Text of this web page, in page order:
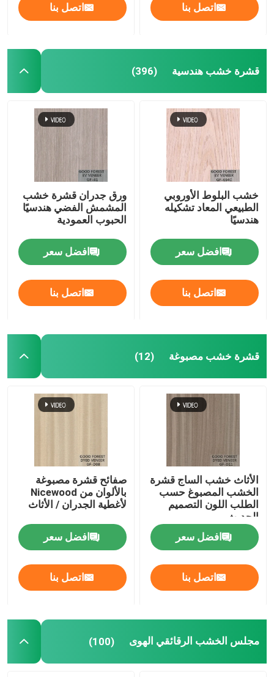
اتصل بنا اتصل بنا
قشرة خشب هندسية (396)
خشب البلوط الأوروبي
الطبيعي المعاد تشكيله
هندسيًا
افضل سعر
اتصل بنا
ورق جدران قشرة خشب
المشمش الفضي هندسيًا
الحبوب العمودية
افضل سعر
اتصل بنا
قشرة خشب مصبوغة (12)
الأثاث خشب الساج قشرة
الخشب المصبوغ حسب
الطلب اللون التصميم
الحديث
افضل سعر
اتصل بنا
صفائح قشرة مصبوغة
بالألوان من Nicewood
لأغطية الجدران / الأثاث
افضل سعر
اتصل بنا
مجلس الخشب الرقائقي الهوى (100)